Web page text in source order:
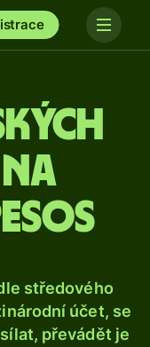
středového
účet, se
převádět je